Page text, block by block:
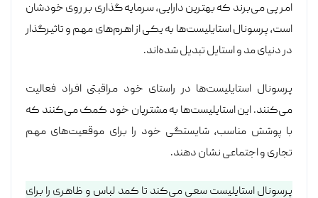
امر پی می‌برند که بهترین دارایی، سرمایه گذاری بر روی خودشان
است، پرسونال استایلیست‌ها به یکی از اهرم‌های مهم و تاثیرگذار
در دنیای مد و استایل تبدیل شده‌اند.
پرسونال استایلیست‌ها در راستای خود مراقبتی افراد فعالیت
می‌کنند. این استایلیست‌ها به مشتریان خود کمک می‌کنند که
با پوشش مناسب، شایستگی خود را برای موقعیت‌های مهم
تجاری و اجتماعی نشان دهند.
پرسونال استایلیست‌ سعی می‌کند تا کمد لباس‌ و ظاهری را برای